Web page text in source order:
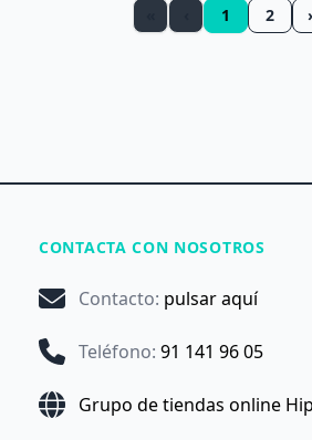
1 2 ›
CONTACTA CON NOSOTROS
Contacto: pulsar aquí
Teléfono: 91 141 96 05
Grupo de tiendas online